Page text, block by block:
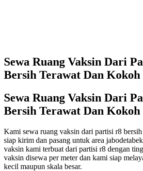
Sewa Ruang Vaksin Dari
Bersih Terawat Dan Kokoh
Sewa Ruang Vaksin Dari
Bersih Terawat Dan Kokoh
Kami sewa ruang vaksin dari partisi r8
siap kirim dan pasang untuk area
vaksin kami terbuat dari partisi r8 dengan
vaksin disewa per meter dan kami siap
kecil maupun skala besar.